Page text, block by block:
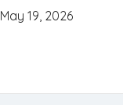
May 19, 2026